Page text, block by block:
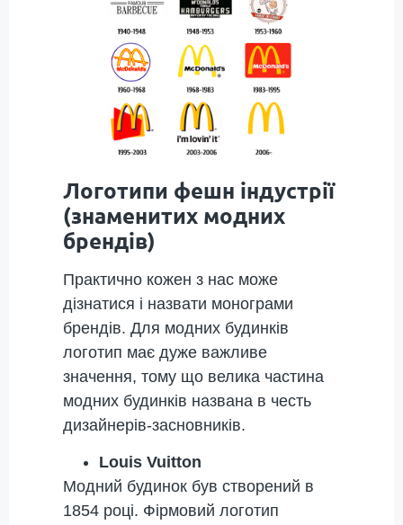
Логотипи фешн індустрії
(знаменитих модних
брендів)
Практично кожен з нас може
дізнатися і назвати монограми
брендів. Для модних будинків
логотип має дуже важливе
значення, тому що велика частина
модних будинків названа в честь
дизайнерів-засновників.
Louis Vuitton
Модний будинок був створений в
1854 році. Фірмовий логотип